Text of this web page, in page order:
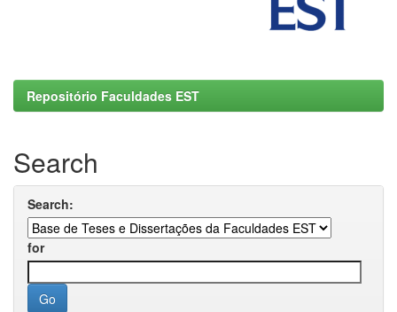
Repositório Faculdades EST
Search
Search:
for